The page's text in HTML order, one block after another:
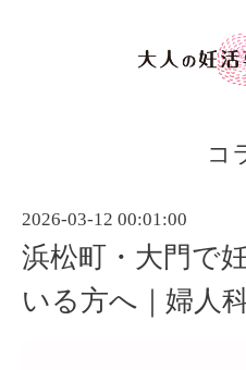
コ
2026-03-12 00:01:00
浜松町・大門で
いる方へ｜婦人